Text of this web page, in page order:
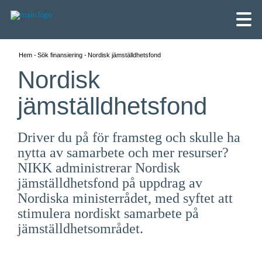
English
Hem Sök finansiering Nordisk jämställdhetsfond
Nordisk
jämställdhetsfond
Driver du på för framsteg och skulle ha
nytta av samarbete och mer resurser?
NIKK administrerar Nordisk
jämställdhetsfond på uppdrag av
Nordiska ministerrådet, med syftet att
stimulera nordiskt samarbete på
jämställdhetsområdet.